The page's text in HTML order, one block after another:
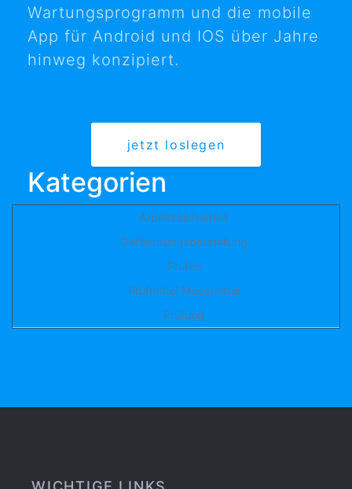
Wartungsprogramm und die mobile
App für Android und IOS über Jahre
hinweg konzipiert.
jetzt loslegen
Kategorien
Arbeitssicherheit
Gefährdungsbeurteilung
Prüfen
Prüfmittel Messmittel
Prüfung